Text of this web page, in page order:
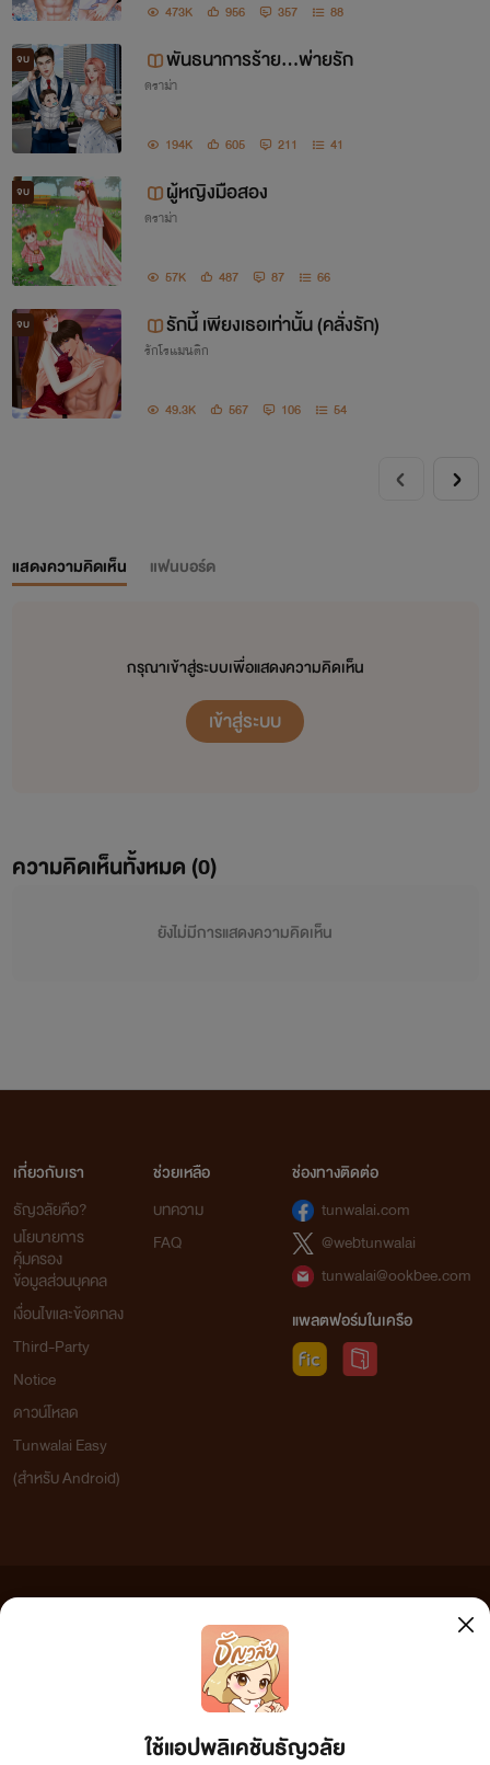
473K 956 357 88
จบ พันธนาการร้าย…พ่ายรัก
ดราม่า
194K 605 211 41
จบ ผู้หญิงมือสอง
ดราม่า
57K 487 87 66
จบ รักนี้ เพียงเธอเท่านั้น (คลั่งรัก)
รักโรแมนติก
49.3K 567 106 54
แสดงความคิดเห็น แฟนบอร์ด
กรุณาเข้าสู่ระบบเพื่อแสดงความคิดเห็น
เข้าสู่ระบบ
ความคิดเห็นทั้งหมด (0)
ยังไม่มีการแสดงความคิดเห็น
ใช้แอปพลิเคชันธัญวลัย
เกี่ยวกับเรา
ธัญวลัยคือ?
นโยบายการ
คุ้มครอง
ข้อมูลส่วนบุคคล
เงื่อนไขและข้อตกลง
Third-Party
Notice
ดาวน์โหลด
Tunwalai Easy
(สำหรับ Android)
ช่วยเหลือ
บทความ
FAQ
ช่องทางติดต่อ
tunwalai.com
@webtunwalai
tunwalai@ookbee.com
แพลตฟอร์มในเครือ
เว็บไซต์แห่งนี้ไม่ได้เห็นด้วยและไม่ขอรับผิดชอบต่อข้อความใดๆ ทั้งสิ้น ดังนั้นผู้อ่านทุกท่านโปรดใช้
วิจารณญาณในการกลั่นกรองด้วยตนเอง และหากท่านพบข้อความใดๆ ที่ขัดต่อกฎหมายและศีลธรรม
กรุณาแจ้งมาที่ tunwalai@ookbee.com เพื่อทีมงานจะได้ดำเนินการในทันที ทั้งนี้ ทางเว็บไซต์ขอสงวน
ลิขสิทธิ์ตามพระราชบัญญัติลิขสิทธิ์ (ฉบับเพิ่มเติม) พ.ศ.2558